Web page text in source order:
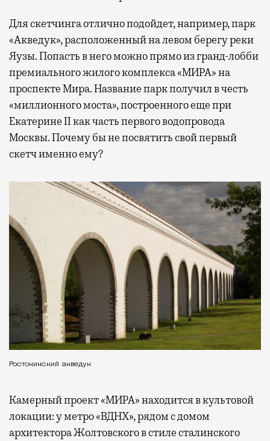
Для скетчинга отлично подойдет, например, парк
«Акведук», расположенный на левом берегу реки
Яузы. Попасть в него можно прямо из гранд-лобби
премиального жилого комплекса «МИРА» на
проспекте Мира. Название парк получил в честь
«миллионного моста», построенного еще при
Екатерине II как часть первого водопровода
Москвы. Почему бы не посвятить свой первый
скетч именно ему?
Ростокинский акведук
Камерный проект «МИРА» находится в культовой
локации: у метро «ВДНХ», рядом с домом
архитектора Жолтовского в стиле сталинского